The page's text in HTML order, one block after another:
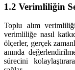
1.2 Verimliliğin
Toplu alım
verimliliğe nasıl
ölçerler, gerçek
anında
sürecini